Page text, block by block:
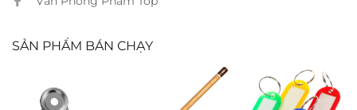
SẢN PHẨM BÁN CHẠY